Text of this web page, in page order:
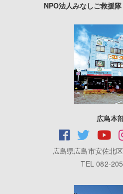
NPO法人みなしご救援
広島本
広島県広島市安佐北
TEL 082-